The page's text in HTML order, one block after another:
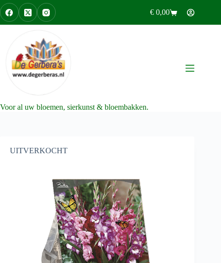
Ga
naar
de
Winkelwagen
€ 0,00
Voor al uw bloemen, sierkunst & bloembakken.
UITVERKOCHT